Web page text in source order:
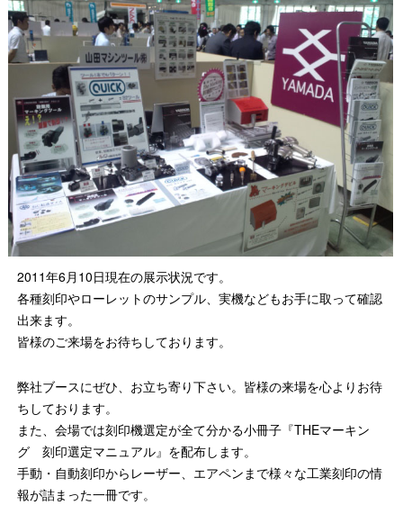
2011年6月10日現在の展示状況です。
各種刻印やローレットのサンプル、実機などもお手に取って確認
出来ます。
皆様のご来場をお待ちしております。
弊社ブースにぜひ、お立ち寄り下さい。皆様の来場を心よりお待
ちしております。
また、会場では刻印機選定が全て分かる小冊子『THEマーキン
グ 刻印選定マニュアル』を配布します。
手動・自動刻印からレーザー、エアペンまで様々な工業刻印の情
報が詰まった一冊です。